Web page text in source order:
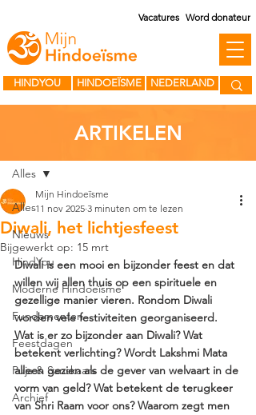
HINDOEÏSME
HINDYOU NEDERLAND
Vacatures Word donateur
Alles
Nieuws
HindYou
Moderne Hindoeïsme
Fundamenten
Feestdagen
Puja & Sanskaars
Archief
Alles
Diwali, het lichtjesfeest
Mijn Hindoeïsme
11 nov 2025 3 minuten om te lezen
Bijgewerkt op: 15 mrt
Diwali is een mooi en bijzonder feest en dat
willen wij allen thuis op een spirituele en
gezellige manier vieren. Rondom Diwali
worden vele festiviteiten georganiseerd.
Wat is er zo bijzonder aan Diwali? Wat
betekent verlichting? Wordt Lakshmi Mata
alleen gezien als de gever van welvaart in de
vorm van geld? Wat betekent de terugkeer
van Shri Raam voor ons? Waarom zegt men
ARTIKELEN